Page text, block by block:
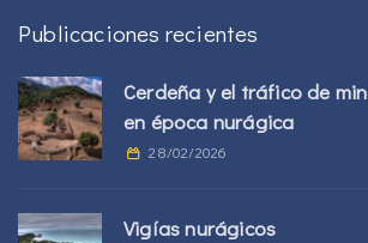
Publicaciones recientes
Cerdeña y el tráfico de
en época nurágica
28/02/2026
Vigías nurágicos